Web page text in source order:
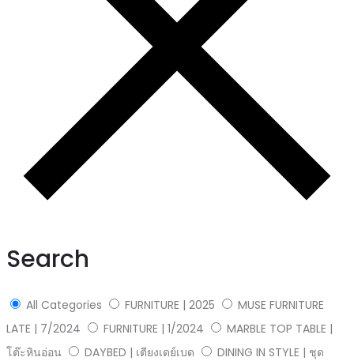
Search
All Categories FURNITURE | 2025
MUSE FURNITURE
LATE | 7/2024
FURNITURE | 1/2024
MARBLE TOP TABLE |
โต๊ะหินอ่อน
DAYBED | เตียงเดย์เบด
DINING IN STYLE | ชุด